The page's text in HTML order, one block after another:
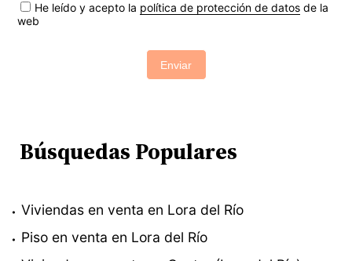
He leído y acepto la política de protección de datosde la
web
Enviar
Búsquedas Populares
Viviendas en venta en Lora del Río
Piso en venta en Lora del Río